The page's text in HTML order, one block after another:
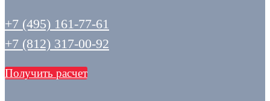
+7 (495) 161-77-61
+7 (812) 317-00-92
Получить расчет